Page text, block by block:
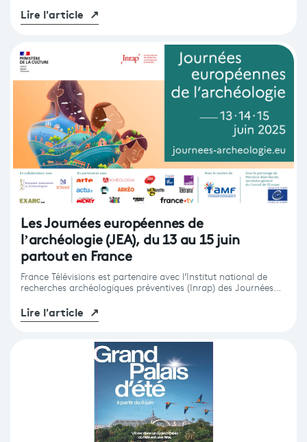
Lire l'article ↗
Les Journées européennes de
l’archéologie (JEA), du 13 au 15 juin
partout en France
France Télévisions est partenaire avec l’Institut national de
recherches archéologiques préventives (Inrap) des Journées…
Lire l'article ↗